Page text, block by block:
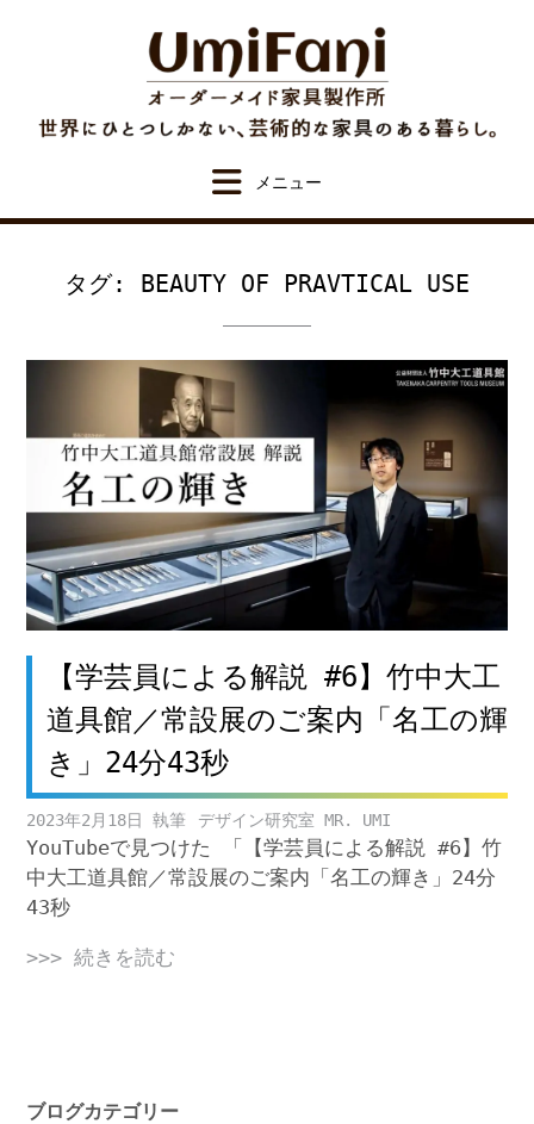
タグ: BEAUTY OF PRAVTICAL USE
【学芸員による解説 #6】竹中大工
道具館／常設展のご案内「名工の輝
き」24分43秒
2023年2月18日 デザイン研究室 MR. UMI
YouTubeで見つけた 「【学芸員による解説 #6】竹
中大工道具館／常設展のご案内「名工の輝き」24分
43秒
>>> 続きを読む
ブログカテゴリー